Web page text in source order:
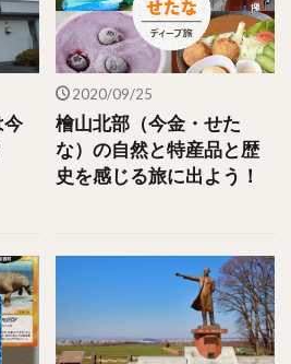
今
2020/09/25
檜山北部（今金・せた
な）の自然と特産品と歴
史を感じる旅に出よう！